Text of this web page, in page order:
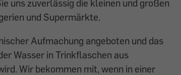
uns zuverlässig die kleinen und großen
und Supermärkte.
Aufmachung angeboten und das
Wasser in Trinkflaschen aus
Wir bekommen mit, wenn in einer